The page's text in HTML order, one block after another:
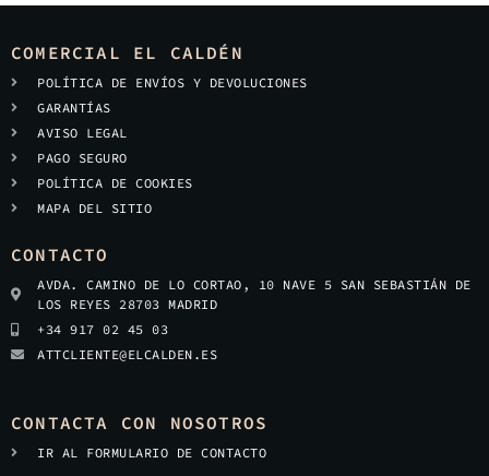
COMERCIAL EL CALDÉN
POLÍTICA DE ENVÍOS Y DEVOLUCIONES
GARANTÍAS
AVISO LEGAL
PAGO SEGURO
POLÍTICA DE COOKIES
MAPA DEL SITIO
CONTACTO
AVDA. CAMINO DE LO CORTAO, 10 NAVE 5 SAN SEBASTIÁN DE
LOS REYES 28703 MADRID
+34 917 02 45 03
ATTCLIENTE@ELCALDEN.ES
CONTACTA CON NOSOTROS
IR AL FORMULARIO DE CONTACTO